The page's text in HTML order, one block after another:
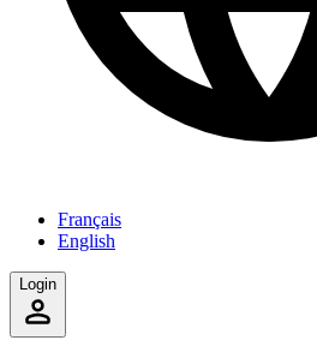
Français
English
Login